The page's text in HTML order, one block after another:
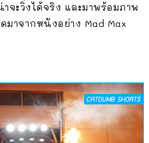
จะวิ่งได้จริง และมาพร้อมภาพ
าจากหนังอย่าง Mad Max